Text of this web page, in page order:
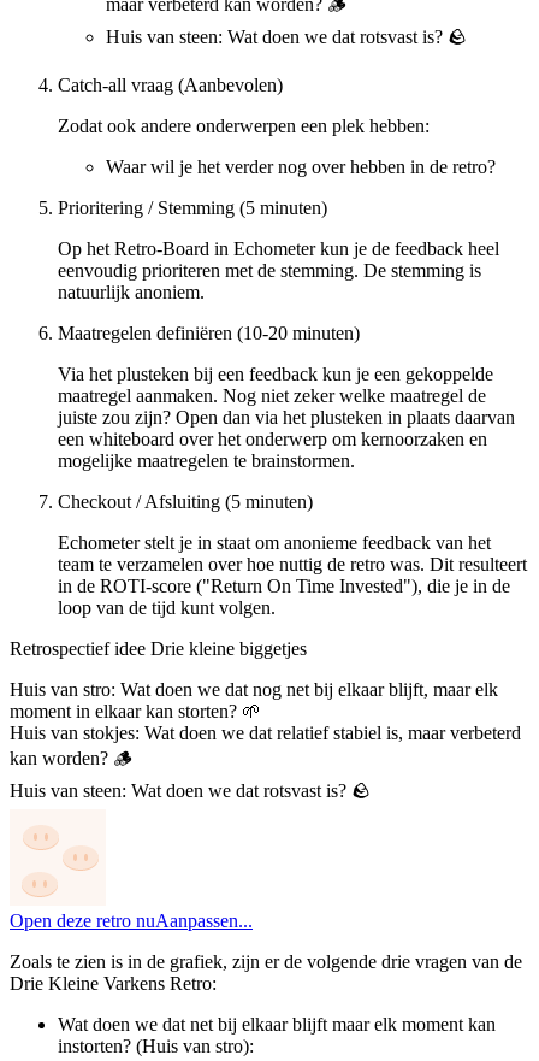
maar verbeterd kan worden? 🪵
Huis van steen: Wat doen we dat rotsvast is? 🪨
Catch-all vraag (Aanbevolen)
Zodat ook andere onderwerpen een plek hebben:
Waar wil je het verder nog over hebben in de retro?
Prioritering / Stemming (5 minuten)
Op het Retro-Board in Echometer kun je de feedback heel
eenvoudig prioriteren met de stemming. De stemming is
natuurlijk anoniem.
Maatregelen definiëren (10-20 minuten)
Via het plusteken bij een feedback kun je een gekoppelde
maatregel aanmaken. Nog niet zeker welke maatregel de
juiste zou zijn? Open dan via het plusteken in plaats daarvan
een whiteboard over het onderwerp om kernoorzaken en
mogelijke maatregelen te brainstormen.
Checkout / Afsluiting (5 minuten)
Echometer stelt je in staat om anonieme feedback van het
team te verzamelen over hoe nuttig de retro was. Dit resulteert
in de ROTI-score ("Return On Time Invested"), die je in de
loop van de tijd kunt volgen.
Retrospectief idee Drie kleine biggetjes
Huis van stro: Wat doen we dat nog net bij elkaar blijft, maar elk
moment in elkaar kan storten? 🌱
Huis van stokjes: Wat doen we dat relatief stabiel is, maar verbeterd
kan worden? 🪵
Huis van steen: Wat doen we dat rotsvast is? 🪨
Open deze retro nuAanpassen...
Zoals te zien is in de grafiek, zijn er de volgende drie vragen van de
Drie Kleine Varkens Retro:
Wat doen we dat net bij elkaar blijft maar elk moment kan
instorten? (Huis van stro):